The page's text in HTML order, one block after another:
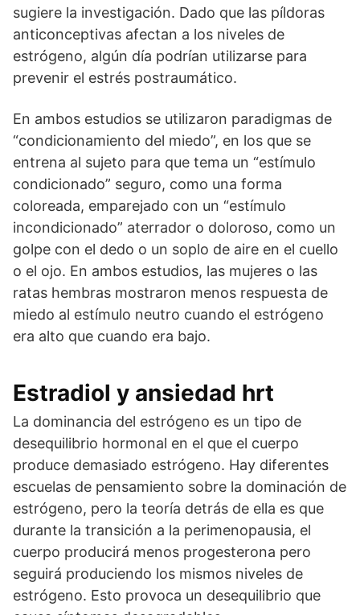
sugiere la investigación. Dado que las píldoras
anticonceptivas afectan a los niveles de
estrógeno, algún día podrían utilizarse para
prevenir el estrés postraumático.
En ambos estudios se utilizaron paradigmas de
“condicionamiento del miedo”, en los que se
entrena al sujeto para que tema un “estímulo
condicionado” seguro, como una forma
coloreada, emparejado con un “estímulo
incondicionado” aterrador o doloroso, como un
golpe con el dedo o un soplo de aire en el cuello
o el ojo. En ambos estudios, las mujeres o las
ratas hembras mostraron menos respuesta de
miedo al estímulo neutro cuando el estrógeno
era alto que cuando era bajo.
Estradiol y ansiedad hrt
La dominancia del estrógeno es un tipo de
desequilibrio hormonal en el que el cuerpo
produce demasiado estrógeno. Hay diferentes
escuelas de pensamiento sobre la dominación de
estrógeno, pero la teoría detrás de ella es que
durante la transición a la perimenopausia, el
cuerpo producirá menos progesterona pero
seguirá produciendo los mismos niveles de
estrógeno. Esto provoca un desequilibrio que